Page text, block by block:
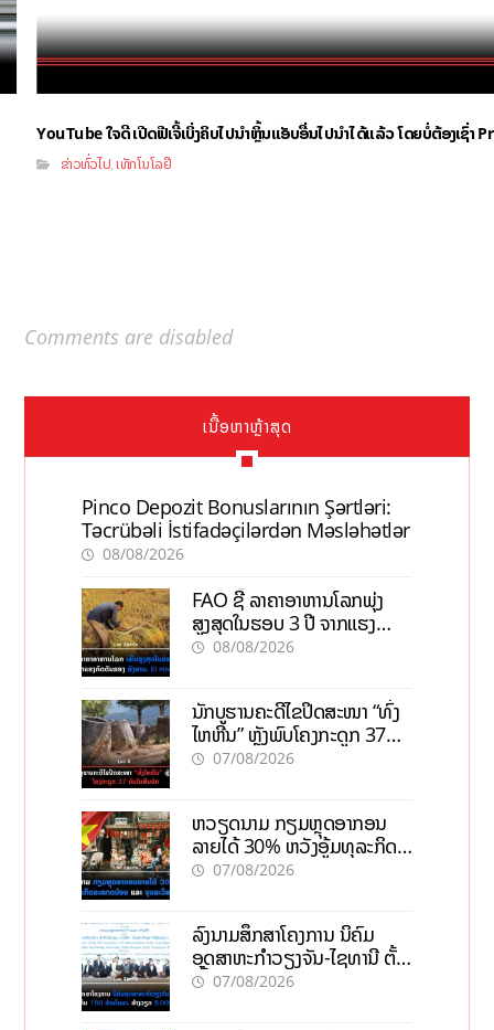
YouTube ໃຈດີ ເປີດຟີເຈີ້ເບິ່ງຄິບໄປນຳຫຼິ້ນແອັບອື່ນໄປນຳໄດ້ແລ້ວ ໂດຍບໍ່ຕ້ອງເຊົ່າ
ຂ່າວທົ່ວໄປ ,ເທັກໂນໂລຢີ
Comments are disabled
ເນື້ອຫາຫຼ້າສຸດ
Pinco Depozit Bonuslarının Şərtləri:
Təcrübəli İstifadəçilərdən Məsləhətlər
08/08/2026
FAO ຊີ້ ລາຄາອາຫານໂລກພຸ່ງ
ສູງສຸດໃນຮອບ 3 ປີ ຈາກແຮງ
ກົດດັນຂອງສົງຄາມ, El nino
08/08/2026
ນັກບູຮານຄະດີໄຂປິດສະໜາ “ທົ່ງ
ໄຫຫີນ” ຫຼັງພົບໂຄງກະດູກ 37
ຄົນໃນຫີນຍັກ
07/08/2026
ຫວຽດນາມ ກຽມຫຼຸດອາກອນ
ລາຍໄດ້ 30% ຫວັງອູ້ມທຸລະກິດ
ຂະໜາດນ້ອຍ ແລະ ຈຸນລະ
07/08/2026
ລົງນາມສຶກສາໂຄງການ ນິຄົມ
ອຸດສາຫະກຳວຽງຈັນ-ໄຊທານີ ຕັ້ງ
ເປົ້າດຶງທຶນ 150 ລ້ານໂດລາ, ສ້າງ
07/08/2026